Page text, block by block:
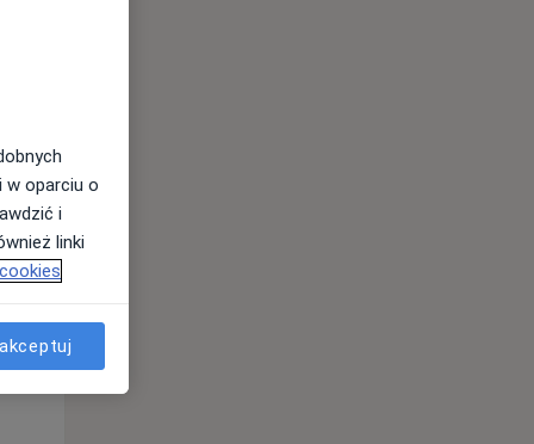
Wt,
11 Sie
w oparciu o
i
linki